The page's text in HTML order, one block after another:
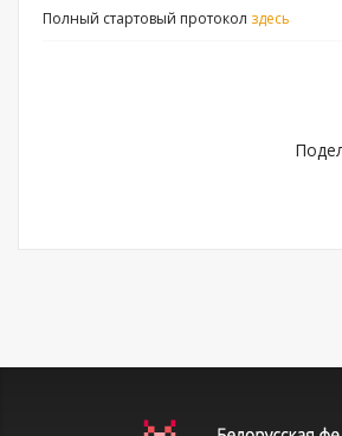
Полный стартовый протокол здесь